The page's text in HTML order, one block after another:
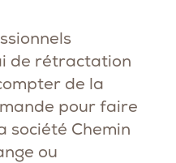
de rétractation
de la
pour faire
société Chemin
ou